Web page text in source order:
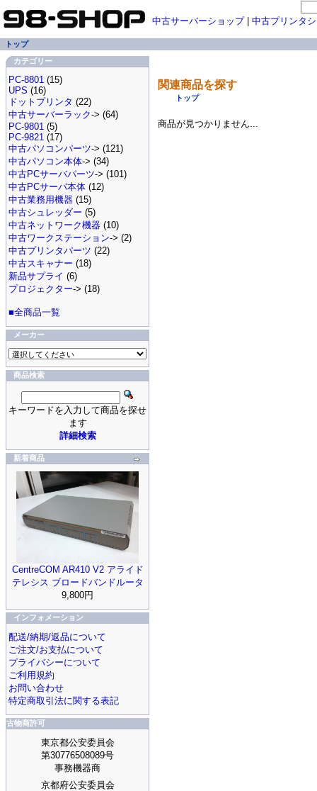
関連商品を探す
トップ
商品が見つかりません...
中古サーバーショップ| 中古プリンタ
トップ
カテゴリー
PC-8801 (15)
UPS (16)
ドットプリンタ (22)
中古サーバーラック-> (64)
PC-9801 (5)
PC-9821 (17)
中古パソコンパーツ-> (121)
中古パソコン本体-> (34)
中古PCサーバパーツ-> (101)
中古PCサーバ本体 (12)
中古業務用機器 (15)
中古シュレッダー (5)
中古ネットワーク機器 (10)
中古ワークステーション-> (2)
中古プリンタパーツ (22)
中古スキャナー (18)
新品サプライ (6)
プロジェクター-> (18)
■全商品一覧
メーカー
商品検索
キーワードを入力して商品を探せ
ます
詳細検索
新着商品
CentreCOM AR410 V2 アライド
テレシス ブロードバンドルータ
9,800円
インフォメーション
配送/納期/返品について
ご注文/お支払について
プライバシーについて
ご利用規約
お問い合わせ
特定商取引法に関する表記
古物商許可
東京都公安委員会
第30776508089号
事務機器商
京都府公安委員会